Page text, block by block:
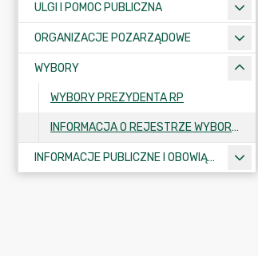
ULGI I POMOC PUBLICZNA
ORGANIZACJE POZARZĄDOWE
WYBORY
WYBORY PREZYDENTA RP
INFORMACJA O REJESTRZE WYBORCÓW
INFORMACJE PUBLICZNE I OBOWIĄZKOWE